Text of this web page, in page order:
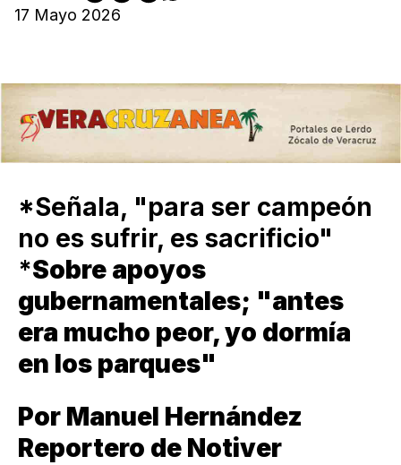
17 Mayo 2026
*Señala, "para ser campeón
no es sufrir, es sacrificio"
*Sobre apoyos
gubernamentales; "antes
era mucho peor, yo dormía
en los parques"
Por Manuel Hernández
Reportero de Notiver